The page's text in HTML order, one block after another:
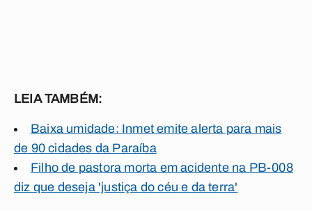
LEIA TAMBÉM:
Baixa umidade: Inmet emite alerta para mais
de 90 cidades da Paraíba
Filho de pastora morta em acidente na PB-008
diz que deseja 'justiça do céu e da terra'